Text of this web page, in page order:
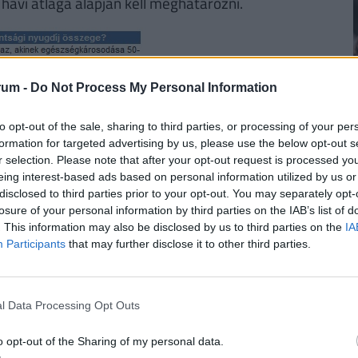
- Do Not Process My Personal Information
opt-out of the sale, sharing to third parties, or processing of your
for targeted advertising by us, please use the below opt-out
selection. Please note that after your opt-out request is processed
interest-based ads based on personal information utilized by us
to third parties prior to your opt-out. You may separately
of your personal information by third parties on the IAB’s list of
This information may also be disclosed by us to third parties on the
Participants that may further disclose it to other third parties.
Data Processing Opt Outs
opt-out of the Sharing of my personal data.
a baleset következményeit együttesen kell
korábbi és az újabb üzemi balesetre irányadó
állapotrosszabbodást véleményez, a